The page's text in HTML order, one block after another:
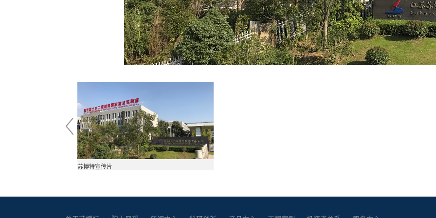
苏博特宣传片